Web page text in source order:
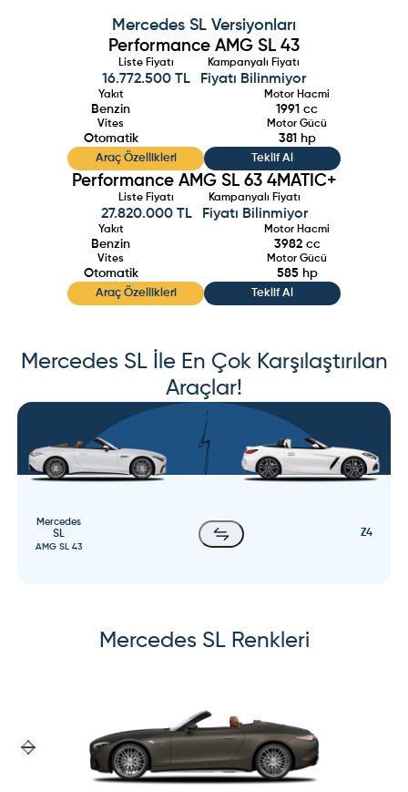
Mercedes SL Versiyonları
Performance AMG SL 43
Liste Fiyatı
16.772.500 TL
Kampanyalı Fiyatı
Fiyatı Bilinmiyor
Yakıt
Benzin
Motor Hacmi
1991 cc
Vites
Otomatik
Motor Gücü
381 hp
Araç Özellikleri Teklif Al
Performance AMG SL 63 4MATIC+
Liste Fiyatı
27.820.000 TL
Kampanyalı Fiyatı
Fiyatı Bilinmiyor
Yakıt
Benzin
Motor Hacmi
3982cc
Vites
Otomatik
Motor Gücü
585hp
Araç Özellikleri Teklif Al
Mercedes SLİle En Çok Karşılaştırılan
Araçlar!
Mercedes
SL
AMG SL 43
Z4
Mercedes SLRenkleri
Previous slide
Next slide